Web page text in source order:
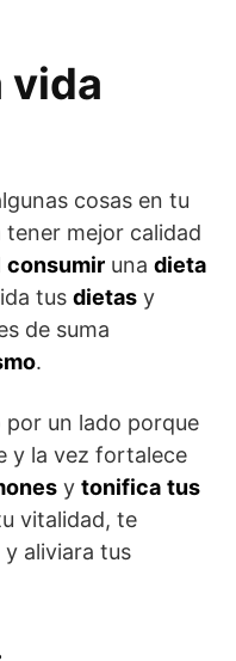
vida
cosas en tu
mejor calidad
consumir una dieta
tus dietas y
de suma
.
por un lado porque
y la vez fortalece
y tonifica tus
vitalidad, te
aliviara tus